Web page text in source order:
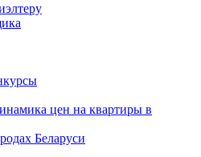
цен на квартиры в
Беларуси